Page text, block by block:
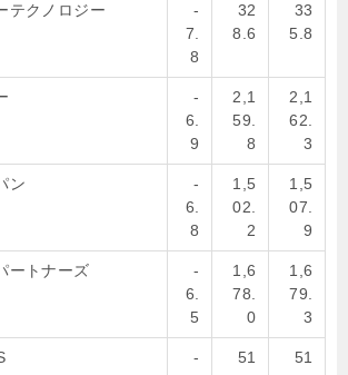
テクノロジー
-
7.
8
32
8.6
33
5.8
-
6.
9
2,1
59.
8
2,1
62.
3
ン
-
6.
8
1,5
02.
2
1,5
07.
9
ートナーズ
-
6.
5
1,6
78.
0
1,6
79.
3
-
51
51